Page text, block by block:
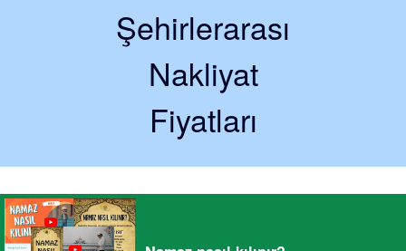
Şehirlerarası
Nakliyat
Fiyatları